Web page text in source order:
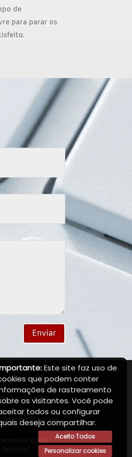
de
para parar os
Enviar
o que é a sua
e venda para as
ICP (Ideal
Este site faz uso de
que podem conter
de rastreamento
os visitantes. Você pode
todos ou configurar
deseja compartilhar.
Aceito Todos
Personalizar cookies